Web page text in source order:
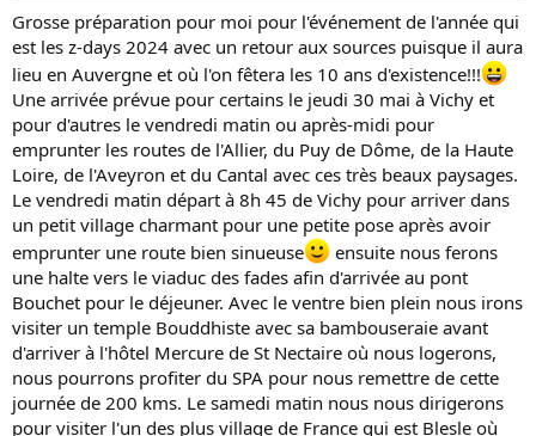
a
d
i
s
c
u
s
s
i
o
n
u
t
Grosse préparation pour moi pour l'événement de l'année qui
est les z-days 2024 avec un retour aux sources puisque il aura
lieu en Auvergne et où l'on fêtera les 10 ans d'existence!!!
Une arrivée prévue pour certains le jeudi 30 mai à Vichy et
pour d'autres le vendredi matin ou après-midi pour
emprunter les routes de l'Allier, du Puy de Dôme, de la Haute
Loire, de l'Aveyron et du Cantal avec ces très beaux paysages.
Le vendredi matin départ à 8h 45 de Vichy pour arriver dans
un petit village charmant pour une petite pose après avoir
emprunter une route bien sinueuse
ensuite nous ferons
une halte vers le viaduc des fades afin d'arrivée au pont
Bouchet pour le déjeuner. Avec le ventre bien plein nous irons
visiter un temple Bouddhiste avec sa bambouseraie avant
d'arriver à l'hôtel Mercure de St Nectaire où nous logerons,
nous pourrons profiter du SPA pour nous remettre de cette
journée de 200 kms. Le samedi matin nous nous dirigerons
pour visiter l'un des plus village de France qui est Blesle où